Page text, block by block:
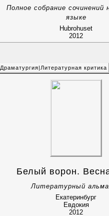
Полное собрание сочинений
языке
Hubrohuset
2012
Драматургия|Литературная критика
Белый ворон.
Литературный
Екатеринбург
Евдокия
2012